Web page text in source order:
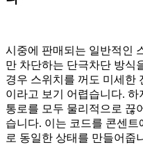
시중에 판매되는 일반적인
만 차단하는 단극차단 방식
경우 스위치를 꺼도 미세한
이라고 보기 어렵습니다. 하
통로를 모두 물리적으로 끊
습니다. 이는 코드를 콘센
로 동일한 상태를 만들어줍